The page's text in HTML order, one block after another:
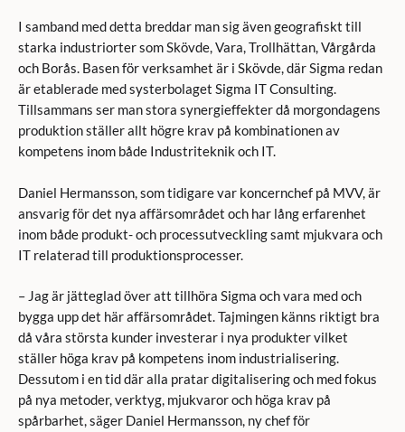
I samband med detta breddar man sig även geografiskt till
starka industriorter som Skövde, Vara, Trollhättan, Vårgårda
och Borås. Basen för verksamhet är i Skövde, där Sigma redan
är etablerade med systerbolaget Sigma IT Consulting.
Tillsammans ser man stora synergieffekter då morgondagens
produktion ställer allt högre krav på kombinationen av
kompetens inom både Industriteknik och IT.
Daniel Hermansson, som tidigare var koncernchef på MVV, är
ansvarig för det nya affärsområdet och har lång erfarenhet
inom både produkt- och processutveckling samt mjukvara och
IT relaterad till produktionsprocesser.
– Jag är jätteglad över att tillhöra Sigma och vara med och
bygga upp det här affärsområdet. Tajmingen känns riktigt bra
då våra största kunder investerar i nya produkter vilket
ställer höga krav på kompetens inom industrialisering.
Dessutom i en tid där alla pratar digitalisering och med fokus
på nya metoder, verktyg, mjukvaror och höga krav på
spårbarhet, säger Daniel Hermansson, ny chef för